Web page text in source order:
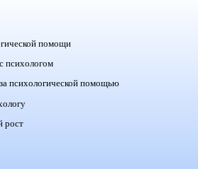
помощи
психологом
психологической помощью
рост